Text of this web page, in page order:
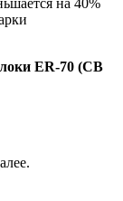
ER-70 (СВ